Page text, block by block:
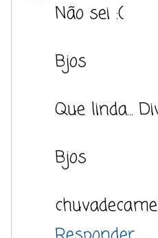
Não sei :(
Bjos
Que linda...
Bjos